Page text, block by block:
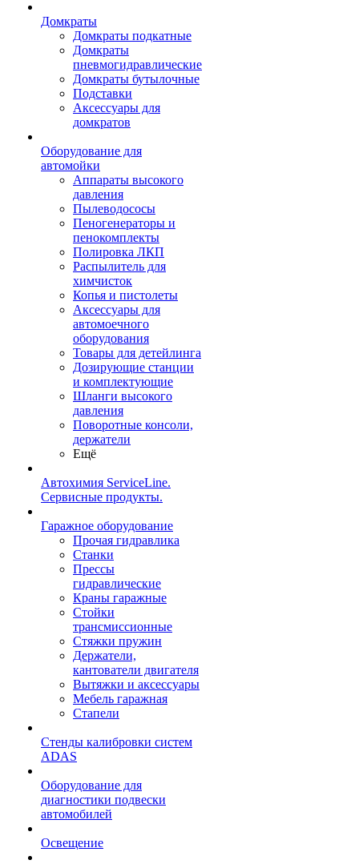
Домкраты
Домкраты подкатные
Домкраты
пневмогидравлические
Домкраты бутылочные
Подставки
Аксессуары для
домкратов
Оборудование для
автомойки
Аппараты высокого
давления
Пылеводососы
Пеногенераторы и
пенокомплекты
Полировка ЛКП
Распылитель для
химчисток
Копья и пистолеты
Аксессуары для
автомоечного
оборудования
Товары для детейлинга
Дозирующие станции
и комплектующие
Шланги высокого
давления
Поворотные консоли,
держатели
Ещё
Автохимия ServiceLine.
Сервисные продукты.
Гаражное оборудование
Прочая гидравлика
Станки
Прессы
гидравлические
Краны гаражные
Стойки
трансмиссионные
Стяжки пружин
Держатели,
кантователи двигателя
Вытяжки и аксессуары
Мебель гаражная
Стапели
Стенды калибровки систем
ADAS
Оборудование для
диагностики подвески
автомобилей
Освещение